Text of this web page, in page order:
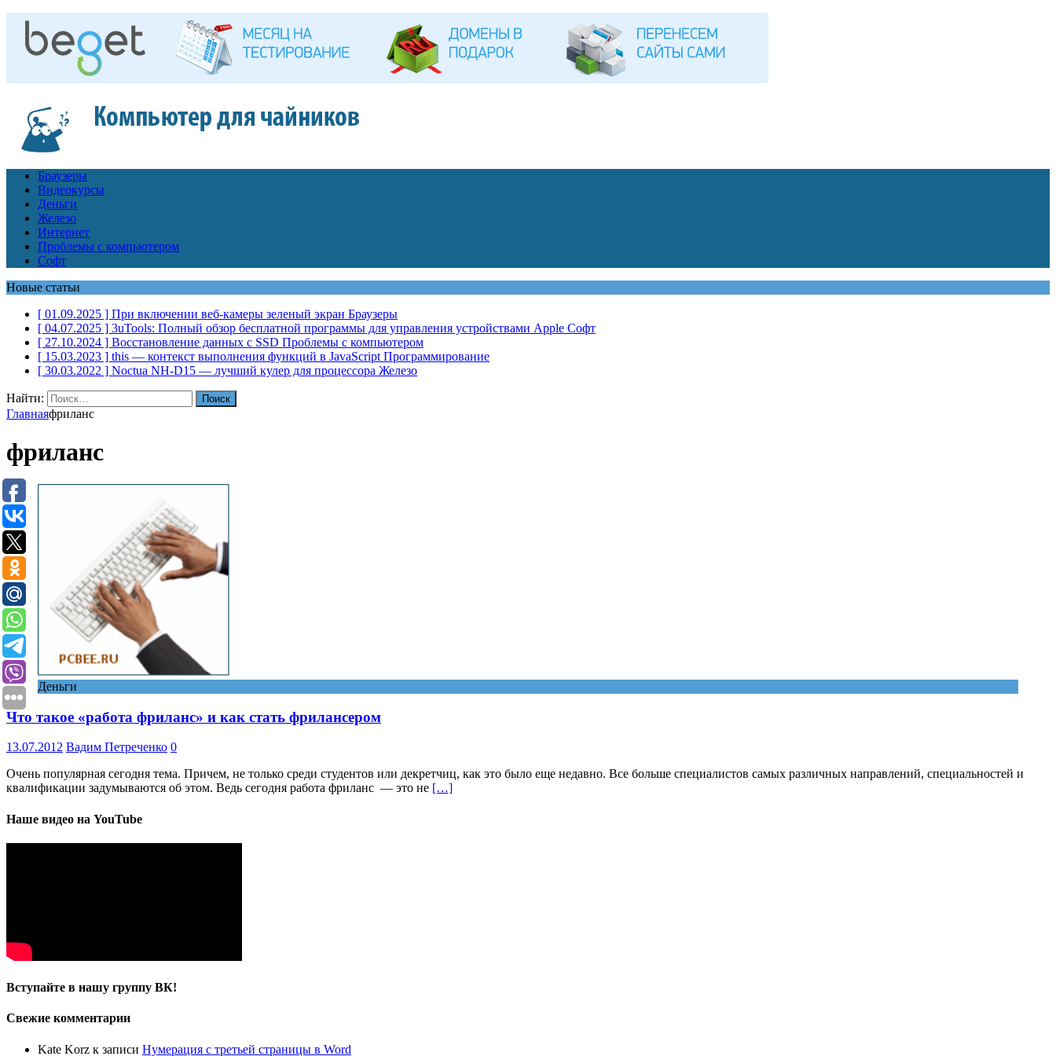
Браузеры
Видеокурсы
Деньги
Железо
Интернет
Проблемы с компьютером
Софт
Новые статьи
[ 01.09.2025 ] При включении веб-камеры зеленый экран Браузеры
[ 04.07.2025 ] 3uTools: Полный обзор бесплатной программы для управления устройствами Apple Софт
[ 27.10.2024 ] Восстановление данных с SSD Проблемы с компьютером
[ 15.03.2023 ] this — контекст выполнения функций в JavaScript Программирование
[ 30.03.2022 ] Noctua NH-D15 — лучший кулер для процессора Железо
Найти:
Главнаяфриланс
фриланс
Деньги
Что такое «работа фриланс» и как стать фрилансером
13.07.2012 Вадим Петреченко 0
Очень популярная сегодня тема. Причем, не только среди студентов или декретчиц, как это было еще недавно. Все больше специалистов самых различных направлений, специальностей и
квалификации задумываются об этом. Ведь сегодня работа фриланс — это не […]
Наше видео на YouTube
Вступайте в нашу группу ВК!
Свежие комментарии
Kate Korz к записи Нумерация с третьей страницы в Word